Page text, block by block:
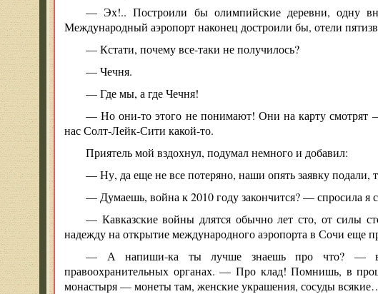
— Эх!.. Построили бы олимпийские деревни, одну
Международный аэропорт наконец достроили бы, отели
— Кстати, почему все-таки не получилось?
— Чечня.
— Где мы, а где Чечня!
— Но они-то этого не понимают! Они на карту
нас Солт-Лейк-Сити какой-то.
Приятель мой вздохнул, подумал немного и добавил:
— Ну, да еще не все потеряно, наши опять заявку подали,
— Думаешь, война к 2010 году закончится? — спросила я
— Кавказские войны длятся обычно лет сто, от силы
надежду на открытие международного аэропорта в Сочи еще
— А напиши-ка ты лучше знаешь про что? —
правоохранительных органах. — Про клад! Помнишь, в
монастыря — монеты там, женские украшения, сосуды